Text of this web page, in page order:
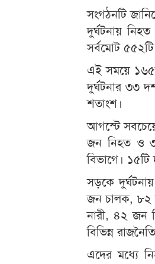
সংগঠনটি
দুর্ঘটনায়
সর্বমোট
এই সময়ে
দুর্ঘটনার ৩৩
শতাংশ।
আগস্টে
জন নিহত ও
বিভাগে।
সড়কে
জন চালক, ৮২
নারী, ৪২ জন
বিভিন্ন
এদের মধ্যে